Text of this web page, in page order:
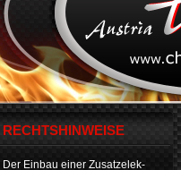
RECHTSHINWEISE
Der Einbau einer Zusatzelek-